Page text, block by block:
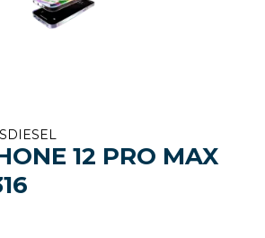
DIESEL
12 PRO MAX